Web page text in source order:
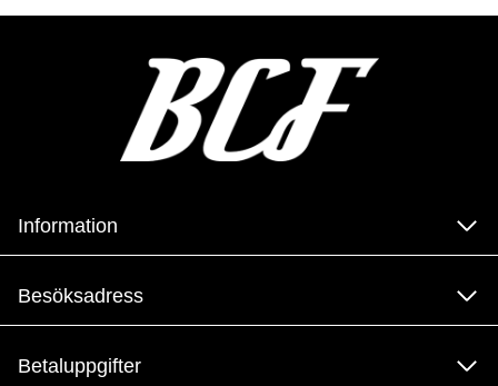
Information
Besöksadress
Betaluppgifter